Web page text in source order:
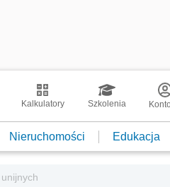
Kalkulatory Szkolenia Konto
Nieruchomości Edukacja